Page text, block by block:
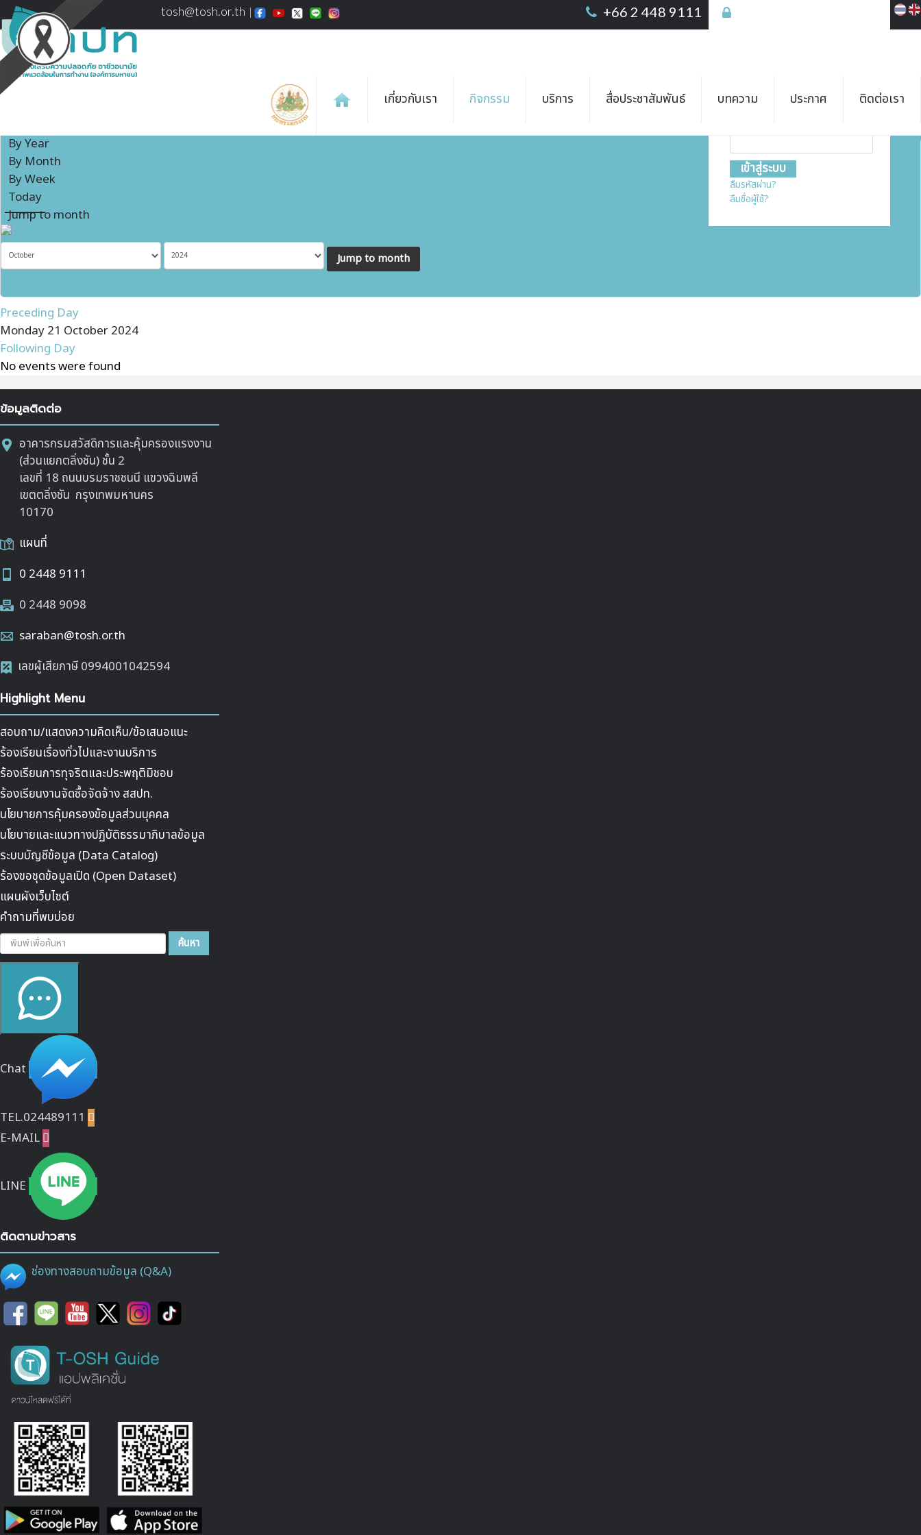
tosh@tosh.or.th +66 2 448 9111 เข้าสู่ระบบ
ลืมรหัสผ่าน?
ลืมชื่อผู้ใช้?
เกี่ยวกับเรา กิจกรรม บริการ สื่อประชาสัมพันธ์ บทความ ประกาศ ติดต่อเรา
Events Calendar
By Year
By Month
By Week
Today
Jump to month
Jump to month
Preceding Day
Monday 21 October 2024
Following Day
No events were found
ข้อมูลติดต่อ
อาคารกรมสวัสดิการและคุ้มครองแรงงาน
(ส่วนแยกตลิ่งชัน) ชั้น 2
เลขที่ 18 ถนนบรมราชชนนี แขวงฉิมพลี
เขตตลิ่งชัน กรุงเทพมหานคร
10170
แผนที่
0 2448 9111
0 2448 9098
saraban@tosh.or.th
เลขผู้เสียภาษี 0994001042594
Highlight Menu
สอบถาม/แสดงความคิดเห็น/ข้อเสนอแนะ
ร้องเรียนเรื่องทั่วไปและงานบริการ
ร้องเรียนการทุจริตและประพฤติมิชอบ
ร้องเรียนงานจัดซื้อจัดจ้าง สสปท.
นโยบายการคุ้มครองข้อมูลส่วนบุคคล
นโยบายและแนวทางปฏิบัติธรรมาภิบาลข้อมูล
ระบบบัญชีข้อมูล (Data Catalog)
ร้องขอชุดข้อมูลเปิด (Open Dataset)
แผนผังเว็บไซต์
คำถามที่พบบ่อย
ค้นหา... ค้นหา
Chat
TEL.024489111 
E-MAIL
LINE
ติดตามข่าวสาร
ช่องทางสอบถามข้อมูล (Q&A)